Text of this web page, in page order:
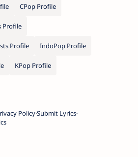
CPop Profile
Profile
Profile IndoPop Profile
KPop Profile
PolicySubmit Lyrics